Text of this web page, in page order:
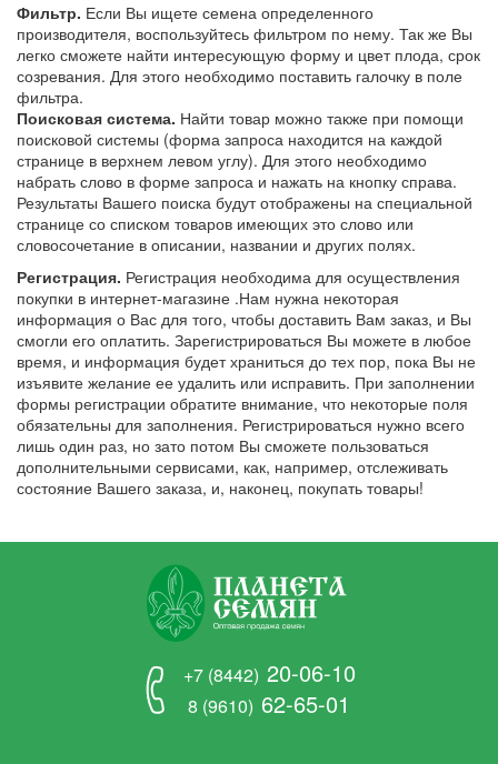
Фильтр. Если Вы ищете семена определенного
производителя, воспользуйтесь фильтром по нему. Так же Вы
легко сможете найти интересующую форму и цвет плода, срок
созревания. Для этого необходимо поставить галочку в поле
фильтра.
Поисковая система. Найти товар можно также при помощи
поисковой системы (форма запроса находится на каждой
странице в верхнем левом углу). Для этого необходимо
набрать слово в форме запроса и нажать на кнопку справа.
Результаты Вашего поиска будут отображены на специальной
странице со списком товаров имеющих это слово или
словосочетание в описании, названии и других полях.
Регистрация. Регистрация необходима для осуществления
покупки в интернет-магазине .Нам нужна некоторая
информация о Вас для того, чтобы доставить Вам заказ, и Вы
смогли его оплатить. Зарегистрироваться Вы можете в любое
время, и информация будет храниться до тех пор, пока Вы не
изъявите желание ее удалить или исправить. При заполнении
формы регистрации обратите внимание, что некоторые поля
обязательны для заполнения. Регистрироваться нужно всего
лишь один раз, но зато потом Вы сможете пользоваться
дополнительными сервисами, как, например, отслеживать
состояние Вашего заказа, и, наконец, покупать товары!
+7 (8442) 20-06-10
8 (9610) 62-65-01